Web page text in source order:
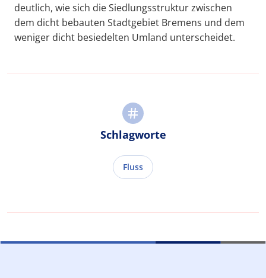
deutlich, wie sich die Siedlungsstruktur zwischen
dem dicht bebauten Stadtgebiet Bremens und dem
weniger dicht besiedelten Umland unterscheidet.
Schlagworte
Fluss